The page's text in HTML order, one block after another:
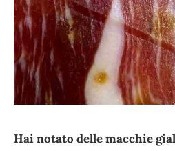
Hai notato delle macchie